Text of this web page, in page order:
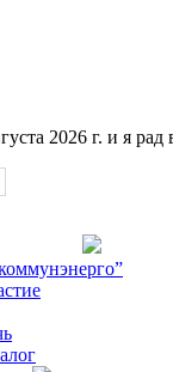
2026 г. и я рад